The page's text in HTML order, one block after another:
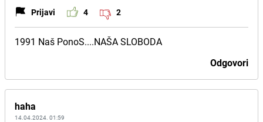
Prijavi 4 2
1991 Naš PonoS....NAŠA SLOBODA
Odgovori
haha
14.04.2024. 01:59